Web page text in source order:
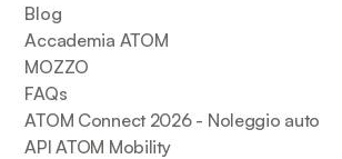
Blog
Accademia ATOM
MOZZO
FAQs
ATOM Connect 2026 - Noleggio auto
API ATOM Mobility